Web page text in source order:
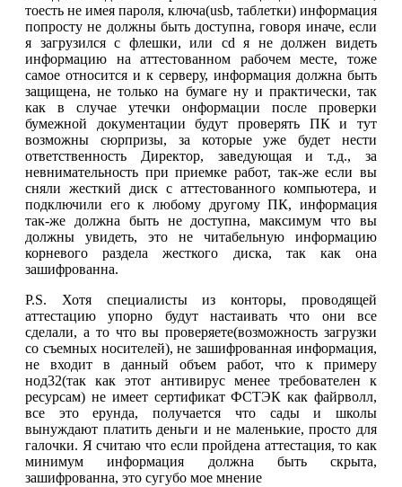
тоесть не имея пароля, ключа(usb, таблетки) информация
попросту не должны быть доступна, говоря иначе, если
я загрузился с флешки, или cd я не должен видеть
информацию на аттестованном рабочем месте, тоже
самое относится и к серверу, информация должна быть
защищена, не только на бумаге ну и практически, так
как в случае утечки онформации после проверки
бумежной документации будут проверять ПК и тут
возможны сюрпризы, за которые уже будет нести
ответственность Директор, заведующая и т.д., за
невнимательность при приемке работ, так-же если вы
сняли жесткий диск с аттестованного компьютера, и
подключили его к любому другому ПК, информация
так-же должна быть не доступна, максимум что вы
должны увидеть, это не читабельную информацию
корневого раздела жесткого диска, так как она
зашифрованна.
P.S. Хотя специалисты из конторы, проводящей
аттестацию упорно будут настаивать что они все
сделали, а то что вы проверяете(возможность загрузки
со съемных носителей), не зашифрованная информация,
не входит в данный объем работ, что к примеру
нод32(так как этот антивирус менее требователен к
ресурсам) не имеет сертификат ФСТЭК как файрволл,
все это ерунда, получается что сады и школы
вынуждают платить деньги и не маленькие, просто для
галочки. Я считаю что если пройдена аттестация, то как
минимум информация должна быть скрыта,
зашифрованна, это сугубо мое мнение